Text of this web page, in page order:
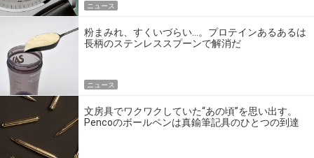
ニュース
粉まみれ、すくいづらい…。プロテインあるあるは
長柄のステンレススプーンで解消だ
ニュース
文房具でワクワクしていた“あの頃”を思い出す。
Pencoのボールペンは真鍮筆記具のひとつの到達